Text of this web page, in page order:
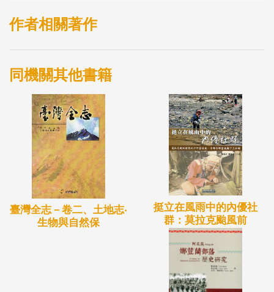
作者相關著作
同機關其他書籍
臺灣全志－卷二、土地志‧
生物與自然保
挺立在風雨中的內優社
群：莫拉克颱風前